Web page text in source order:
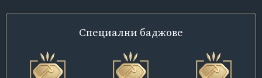
Специални баджове